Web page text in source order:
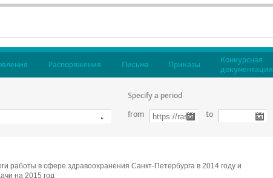
Распоряжения Письма Приказы
Конкурсная
документация
Specify a period
from
to
работы в сфере здравоохранения Санкт-Петербурга в 2014 году и
на 2015 год